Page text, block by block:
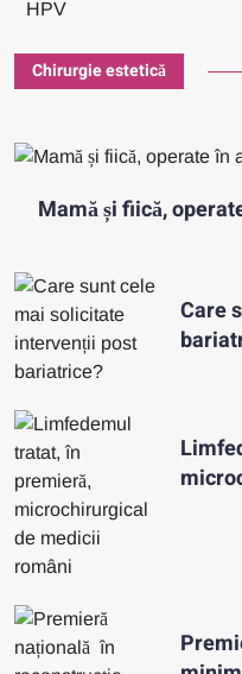
Chirurgie estetică
Mamă și fiică,
Care